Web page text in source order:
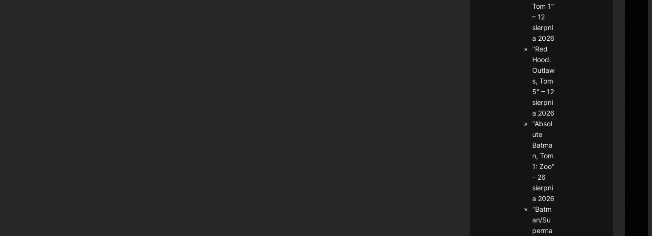
Tom 1"
– 12
sierpni
a 2026
"Red
Hood:
Outlaw
s, Tom
5" – 12
sierpni
a 2026
"Absol
ute
Batma
n, Tom
1: Zoo"
– 26
sierpni
a 2026
"Batm
an/Su
perma